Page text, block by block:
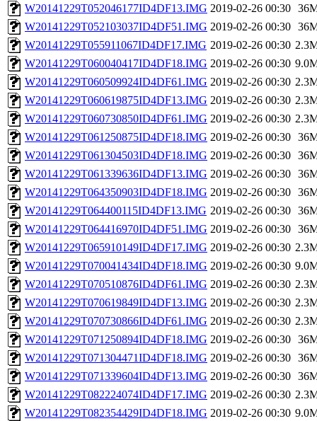
W20141229T052046177ID4DF13.IMG 2019-02-26 00:30
W20141229T052103037ID4DF51.IMG 2019-02-26 00:30
W20141229T055911067ID4DF17.IMG 2019-02-26 00:30
W20141229T060040417ID4DF18.IMG 2019-02-26 00:30
W20141229T060509924ID4DF61.IMG 2019-02-26 00:30
W20141229T060619875ID4DF13.IMG 2019-02-26 00:30
W20141229T060730850ID4DF61.IMG 2019-02-26 00:30
W20141229T061250875ID4DF18.IMG 2019-02-26 00:30
W20141229T061304503ID4DF18.IMG 2019-02-26 00:30
W20141229T061339636ID4DF13.IMG 2019-02-26 00:30
W20141229T064350903ID4DF18.IMG 2019-02-26 00:30
W20141229T064400115ID4DF13.IMG 2019-02-26 00:30
W20141229T064416970ID4DF51.IMG 2019-02-26 00:30
W20141229T065910149ID4DF17.IMG 2019-02-26 00:30
W20141229T070041434ID4DF18.IMG 2019-02-26 00:30
W20141229T070510876ID4DF61.IMG 2019-02-26 00:30
W20141229T070619849ID4DF13.IMG 2019-02-26 00:30
W20141229T070730866ID4DF61.IMG 2019-02-26 00:30
W20141229T071250894ID4DF18.IMG 2019-02-26 00:30
W20141229T071304471ID4DF18.IMG 2019-02-26 00:30
W20141229T071339604ID4DF13.IMG 2019-02-26 00:30
W20141229T082224074ID4DF17.IMG 2019-02-26 00:30
W20141229T082354429ID4DF18.IMG 2019-02-26 00:30